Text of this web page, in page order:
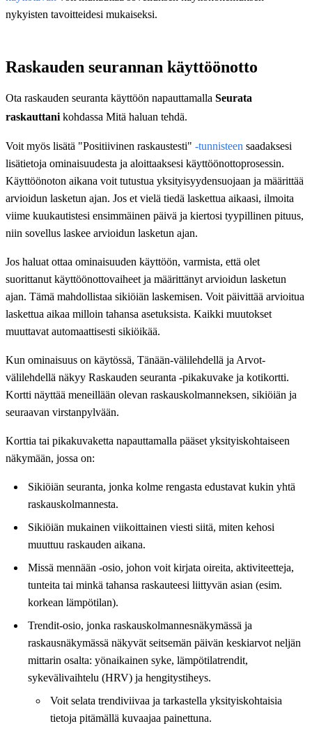
nykyisten tavoitteidesi mukaiseksi.
Raskauden seurannan käyttöönotto
Ota raskauden seuranta käyttöön napauttamalla Seurata
raskauttani kohdassa Mitä haluan tehdä.
Voit myös lisätä "Positiivinen raskaustesti" -tunnisteen saadaksesi
lisätietoja ominaisuudesta ja aloittaaksesi käyttöönottoprosessin.
Käyttöönoton aikana voit tutustua yksityisyydensuojaan ja määrittää
arvioidun lasketun ajan. Jos et vielä tiedä laskettua aikaasi, ilmoita
viime kuukautistesi ensimmäinen päivä ja kiertosi tyypillinen pituus,
niin sovellus laskee arvioidun lasketun ajan.
Jos haluat ottaa ominaisuuden käyttöön, varmista, että olet
suorittanut käyttöönottovaiheet ja määrittänyt arvioidun lasketun
ajan. Tämä mahdollistaa sikiöiän laskemisen. Voit päivittää arvioitua
laskettua aikaa milloin tahansa asetuksista. Kaikki muutokset
muuttavat automaattisesti sikiöikää.
Kun ominaisuus on käytössä, Tänään-välilehdellä ja Arvot-
välilehdellä näkyy Raskauden seuranta -pikakuvake ja kotikortti.
Kortti näyttää meneillään olevan raskauskolmanneksen, sikiöiän ja
seuraavan virstanpylvään.
Korttia tai pikakuvaketta napauttamalla pääset yksityiskohtaiseen
näkymään, jossa on:
Sikiöiän seuranta, jonka kolme rengasta edustavat kukin yhtä
raskauskolmannesta.
Sikiöiän mukainen viikoittainen viesti siitä, miten kehosi
muuttuu raskauden aikana.
Missä mennään -osio, johon voit kirjata oireita, aktiviteetteja,
tunteita tai minkä tahansa raskauteesi liittyvän asian (esim.
korkean lämpötilan).
Trendit-osio, jonka raskauskolmannesnäkymässä ja
raskausnäkymässä näkyvät seitsemän päivän keskiarvot neljän
mittarin osalta: yönaikainen syke, lämpötilatrendit,
sykevälivaihtelu (HRV) ja hengitystiheys.
Voit selata trendiviivaa ja tarkastella yksityiskohtaisia
tietoja pitämällä kuvaajaa painettuna.